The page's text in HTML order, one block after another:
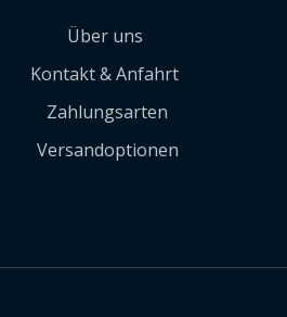
Über uns
Kontakt & Anfahrt
Zahlungsarten
Versandoptionen